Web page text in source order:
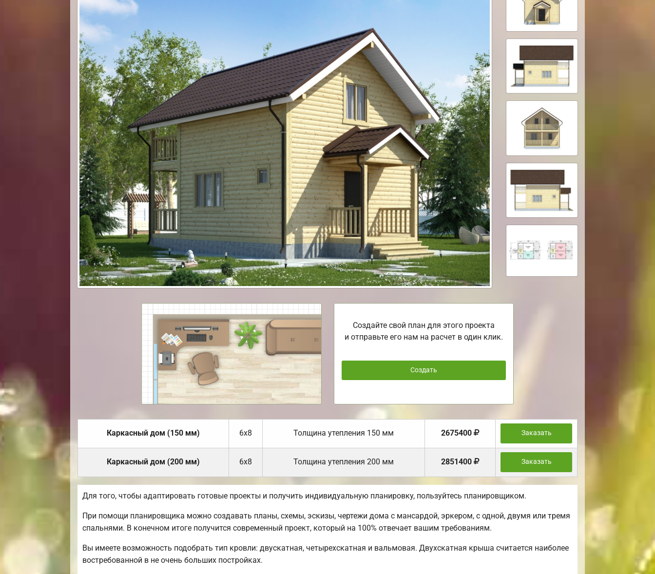
Создайте свой план для этого проекта
и отправьте его нам на расчет в один клик.
Создать
Каркасный дом (150 мм) 6х8 Толщина утепления 150 мм 2675400 Заказать
Каркасный дом (200 мм) 6х8 Толщина утепления 200 мм 2851400 Заказать
Для того, чтобы адаптировать готовые проекты и получить индивидуальную планировку, пользуйтесь планировщиком.
При помощи планировщика можно создавать планы, схемы, эскизы, чертежи дома с мансардой, эркером, с одной, двумя или тремя
спальнями. В конечном итоге получится современный проект, который на 100% отвечает вашим требованиям.
Вы имеете возможность подобрать тип кровли: двускатная, четырехскатная и вальмовая. Двухскатная крыша считается наиболее
востребованной в не очень больших постройках.